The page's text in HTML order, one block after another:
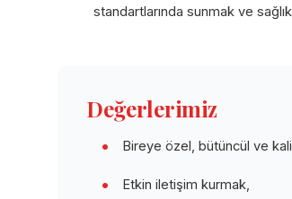
standartlarında sunmak ve
Değerlerimiz
Bireye özel, bütüncül ve
Etkin iletişim kurmak,